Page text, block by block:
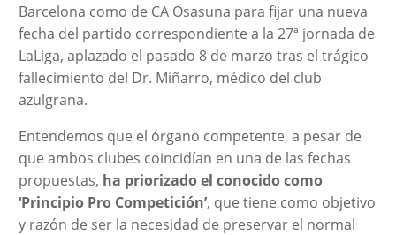
Barcelona como de CA Osasuna para fijar una nueva
fecha del partido correspondiente a la 27ª jornada de
LaLiga, aplazado el pasado 8 de marzo tras el trágico
fallecimiento del Dr. Miñarro, médico del club
azulgrana.
Entendemos que el órgano competente, a pesar de
que ambos clubes coincidían en una de las fechas
propuestas, ha priorizado el conocido como
‘Principio Pro Competición’, que tiene como objetivo
y razón de ser la necesidad de preservar el normal